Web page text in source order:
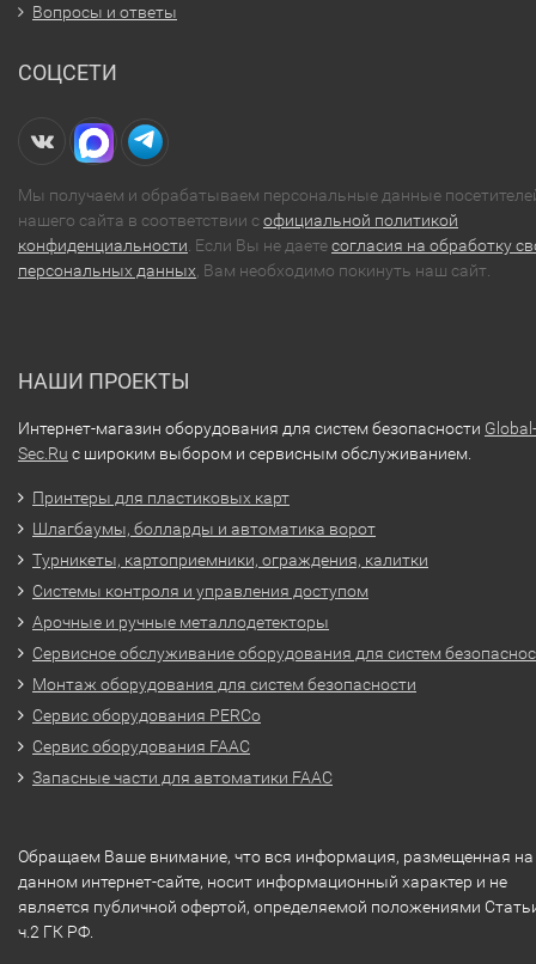
Вопросы и ответы
СОЦСЕТИ
Мы получаем и обрабатываем персональные данные
нашего сайта в соответствии софициальной политикой
конфиденциальности . Если Вы не даетесогласия на обработку
персональных данных , Вам необходимо покинуть наш сайт.
НАШИ ПРОЕКТЫ
Интернет-магазин оборудования для систем безопасности Global-
Sec.Ru с широким выбором и сервисным обслуживанием.
Принтеры для пластиковых карт
Шлагбаумы, болларды и автоматика ворот
Турникеты, картоприемники, ограждения, калитки
Системы контроля и управления доступом
Арочные и ручные металлодетекторы
Сервисное обслуживание оборудования для систем
Монтаж оборудования для систем безопасности
Сервис оборудования PERCo
Сервис оборудования FAAC
Запасные части для автоматики FAAC
Обращаем Ваше внимание, что вся информация, размещенная на
данном интернет-сайте, носит информационный характер и не
является публичной офертой, определяемой положениями
ч.2 ГК РФ.